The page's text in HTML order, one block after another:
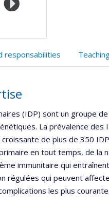
responsabilities
(IDP) sont un groupe
La prévalence
de plus de 350
en tout temps, de la
immunitaire qui
régulées qui peuvent
les plus